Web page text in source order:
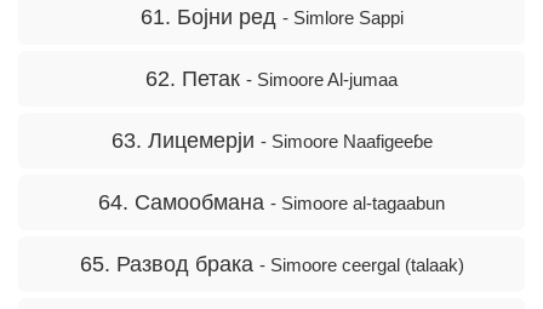
61. Бојни ред - Simlore Sappi
62. Петак - Simoore Al-jumaa
63. Лицемерји - Simoore Naafigeeɓe
64. Самообмана - Simoore al-tagaabun
65. Развод брака - Simoore ceergal (talaak)